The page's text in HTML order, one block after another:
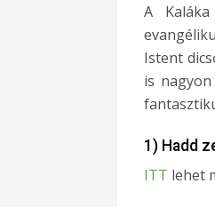
A
Istent
is
1) Hadd
ITT lehet